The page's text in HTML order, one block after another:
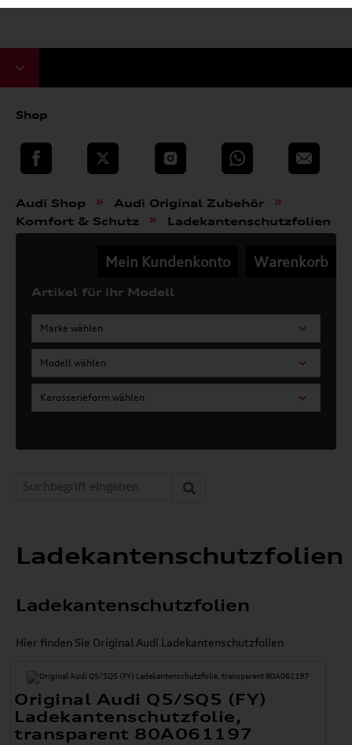
Shop
teilen Twitter Instagram WhatsApp E-Mail
Audi Shop » Audi Original Zubehör »
Komfort & Schutz » Ladekantenschutzfolien
Mein Kundenkonto Warenkorb
Artikel für ihr Modell
Marke wählen
Modell wählen
Karosserieform wählen
Ladekantenschutzfolien
Ladekantenschutzfolien
Hier finden Sie Original Audi Ladekantenschutzfolien
Original Audi Q5/SQ5 (FY)
Ladekantenschutzfolie,
transparent 80A061197